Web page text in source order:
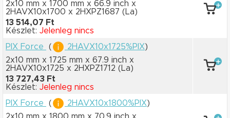
2x10 mm x 1700 mm x 66.9 inch x
2HAVX10x1700 x 2HXPZ1687 (La)
13 514,07 Ft
Készlet: Jelenleg nincs
PIX Force
( 2HAVX10x1725%PIX)
2x10 mm x 1725 mm x 67.9 inch x
2HAVX10x1725 x 2HXPZ1712 (La)
13 727,43 Ft
Készlet: Jelenleg nincs
PIX Force
( 2HAVX10x1800%PIX)